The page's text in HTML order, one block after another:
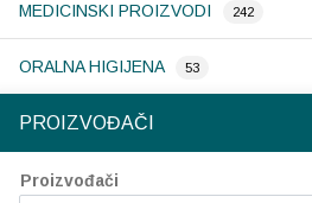
MEDICINSKI PROIZVODI 242
ORALNA HIGIJENA 53
PROIZVOĐAČI
Proizvođači